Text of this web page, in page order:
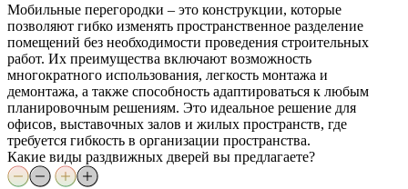
Мобильные перегородки – это конструкции, которые
позволяют гибко изменять пространственное разделение
помещений без необходимости проведения строительных
работ. Их преимущества включают возможность
многократного использования, легкость монтажа и
демонтажа, а также способность адаптироваться к любым
планировочным решениям. Это идеальное решение для
офисов, выставочных залов и жилых пространств, где
требуется гибкость в организации пространства.
Какие виды раздвижных дверей вы предлагаете?